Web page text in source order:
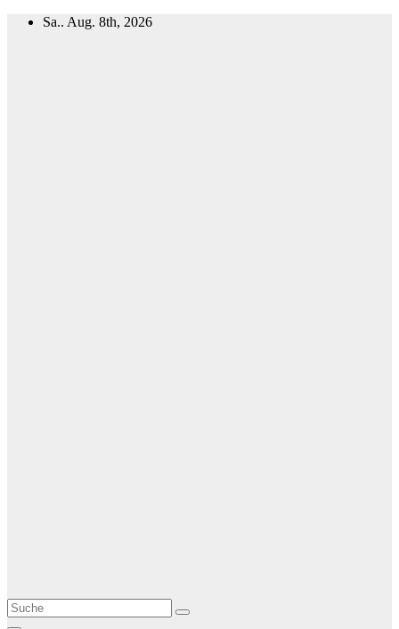
Zum
Sa.. Aug. 8th, 2026
Le Matin
AGENCE DE PRESSE